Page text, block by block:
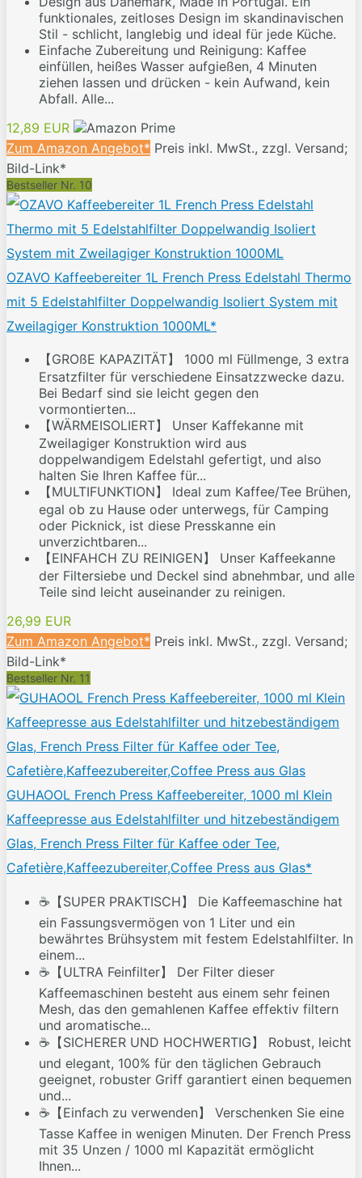
funktionales, zeitloses Design im skandinavischen
Stil - schlicht, langlebig und ideal für jede Küche.
Einfache Zubereitung und Reinigung: Kaffee
einfüllen, heißes Wasser aufgießen, 4 Minuten
ziehen lassen und drücken - kein Aufwand, kein
Abfall. Alle...
12,89 EUR
Zum Amazon Angebot* Preis inkl. MwSt., zzgl. Versand;
Bild-Link*
Bestseller Nr. 10
OZAVO Kaffeebereiter 1L French Press Edelstahl Thermo
mit 5 Edelstahlfilter Doppelwandig Isoliert System mit
Zweilagiger Konstruktion 1000ML*
【GROßE KAPAZITÄT】 1000 ml Füllmenge, 3 extra
Ersatzfilter für verschiedene Einsatzzwecke dazu.
Bei Bedarf sind sie leicht gegen den
vormontierten...
【WÄRMEISOLIERT】 Unser Kaffekanne mit
Zweilagiger Konstruktion wird aus
doppelwandigem Edelstahl gefertigt, und also
halten Sie Ihren Kaffee für...
【MULTIFUNKTION】 Ideal zum Kaffee/Tee Brühen,
egal ob zu Hause oder unterwegs, für Camping
oder Picknick, ist diese Presskanne ein
unverzichtbaren...
【EINFAHCH ZU REINIGEN】 Unser Kaffeekanne
der Filtersiebe und Deckel sind abnehmbar, und alle
Teile sind leicht auseinander zu reinigen.
26,99 EUR
Zum Amazon Angebot* Preis inkl. MwSt., zzgl. Versand;
Bild-Link*
Bestseller Nr. 11
GUHAOOL French Press Kaffeebereiter, 1000 ml Klein
Kaffeepresse aus Edelstahlfilter und hitzebeständigem
Glas, French Press Filter für Kaffee oder Tee,
Cafetière,Kaffeezubereiter,Coffee Press aus Glas*
☕【SUPER PRAKTISCH】 Die Kaffeemaschine hat
ein Fassungsvermögen von 1 Liter und ein
bewährtes Brühsystem mit festem Edelstahlfilter. In
einem...
☕【ULTRA Feinfilter】 Der Filter dieser
Kaffeemaschinen besteht aus einem sehr feinen
Mesh, das den gemahlenen Kaffee effektiv filtern
und aromatische...
☕【SICHERER UND HOCHWERTIG】 Robust, leicht
und elegant, 100% für den täglichen Gebrauch
geeignet, robuster Griff garantiert einen bequemen
und...
☕【Einfach zu verwenden】 Verschenken Sie eine
Tasse Kaffee in wenigen Minuten. Der French Press
mit 35 Unzen / 1000 ml Kapazität ermöglicht
Ihnen...